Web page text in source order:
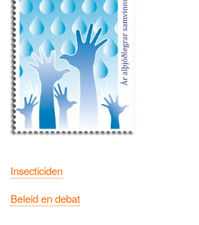
Insecticiden
Beleid en debat